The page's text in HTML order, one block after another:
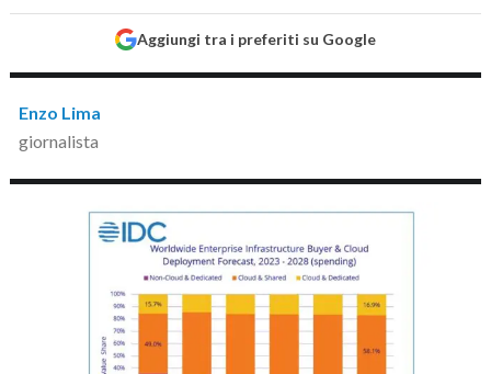
Aggiungi tra i preferiti su Google
Enzo Lima
giornalista